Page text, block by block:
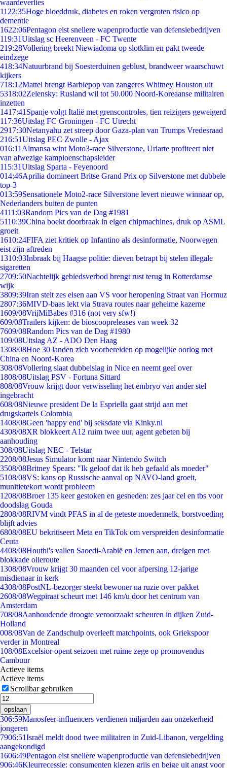
waardeverlies
11 22:35Hoge bloeddruk, diabetes en roken vergroten risico op
dementie
1622:06Pentagon eist snellere wapenproductie van defensiebedrijven
119:31Uitslag sc Heerenveen - FC Twente
219:28Vollering breekt Niewiadoma op slotklim en pakt tweede
eindzege
418:34Natuurbrand bij Soesterduinen geblust, brandweer waarschuwt
kijkers
718:12Mattel brengt Barbiepop van zangeres Whitney Houston uit
5318:02Zelensky: Rusland wil tot 50.000 Noord-Koreaanse militairen
inzetten
1417:41 Spanje volgt Italië met grenscontroles, tien reizigers geweigerd
117:36Uitslag FC Groningen - FC Utrecht
2917:30Netanyahu zet streep door Gaza-plan van Trumps Vredesraad
216:51Uitslag PEC Zwolle - Ajax
016:11 Almansa wint Moto3-race Silverstone, Uriarte profiteert niet
van afwezige kampioenschapsleider
115:31Uitslag Sparta - Feyenoord
014:46Aprilia domineert Britse Grand Prix op Silverstone met dubbele
top-3
013:59Sensationele Moto2-race Silverstone levert nieuwe winnaar op,
Nederlanders buiten de punten
4111:03Random Pics van de Dag #1981
5110:39China boekt doorbraak in eigen chipmachines, druk op ASML
groeit
1610:24FIFA ziet kritiek op Infantino als desinformatie, Noorwegen
eist zijn aftreden
1310:03Inbraak bij Haagse politie: dieven betrapt bij stelen illegale
sigaretten
2709:50Nachtelijk gebiedsverbod brengt rust terug in Rotterdamse
wijk
3809:39Iran stelt zes eisen aan VS voor heropening Straat van Hormuz
2807:36MIVD-baas lekt via Strava routes naar geheime kazerne
1609/08VrijMiBabes #316 (not very sfw!)
609/08Trailers kijken: de bioscoopreleases van week 32
7609/08Random Pics van de Dag #1980
109/08Uitslag AZ - ADO Den Haag
1308/08Hoe 30 landen zich voorbereiden op mogelijke oorlog met
China en Noord-Korea
308/08Vollering slaat dubbelslag in Nice en neemt geel over
1808/08Uitslag PSV - Fortuna Sittard
808/08Vrouw krijgt door verwisseling het embryo van ander stel
ingebracht
608/08Nieuwe president De la Espriella gaat strijd aan met
drugskartels Colombia
1408/08Geen 'happy end' bij seksdate via Kinky.nl
4308/08XR blokkeert A12 ruim twee uur, agent gebeten bij
aanhouding
308/08Uitslag NEC - Telstar
2208/08Jesus Simulator komt naar Nintendo Switch
3508/08Britney Spears: "Ik geloof dat ik heb gefaald als moeder"
5108/08VS: kans op Russische aanval op NAVO-land groeit,
munitietekort wordt probleem
1208/08Broer 135 keer gestoken en gesneden: zes jaar cel en tbs voor
doodslag Gouda
2808/08RIVM vindt PFAS in al de geteste moedermelk, borstvoeding
blijft advies
6808/08EU bekritiseert Meta en TikTok om verspreiden desinformatie
Ceuta
4408/08Houthi's vallen Saoedi-Arabië en Jemen aan, dreigen met
blokkade olieroute
1308/08Vrouw krijgt 30 maanden cel voor afpersing 12-jarige
misdienaar in kerk
4308/08PostNL-bezorger steekt bewoner na ruzie over pakket
2608/08Wegpiraat scheurt met 146 km/u door het centrum van
Amsterdam
708/08Aanhoudende droogte veroorzaakt scheuren in dijken Zuid-
Holland
008/08Van de Zandschulp overleeft matchpoints, ook Griekspoor
verder in Montreal
108/08Excelsior opent seizoen met ruime zege op promovendus
Cambuur
Actieve items
Actieve items
Scrollbar gebruiken
opslaan
306:59Manosfeer-influencers verdienen miljarden aan onzekerheid
jongeren
7906:51Israël meldt dood twee militairen in Zuid-Libanon, vergelding
aangekondigd
1606:49Pentagon eist snellere wapenproductie van defensiebedrijven
906:46Kleurrecessie: consumenten kiezen grijs en beige uit angst voor